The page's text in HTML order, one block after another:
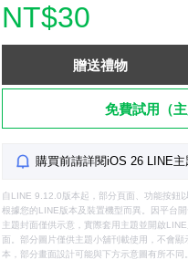
NT$30
贈送禮物
免費試用（
購買前請詳閱iOS 26 LINE主
自LINE 9.12.0版本起，部分頁面、功能按鈕
根據您的LINE版本及裝置機型而異。因平台
主題封面僅供示意，實際套用主題並開啟
面。部分圖片僅供主題小舖刊載使用，不會
本，部分畫面設計可能與下方示意圖有所不同。